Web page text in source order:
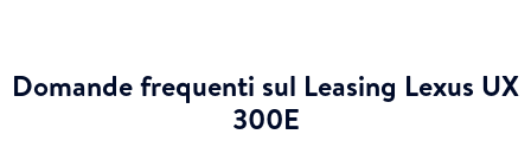
Domande frequenti sul Leasing Lexus UX
300E